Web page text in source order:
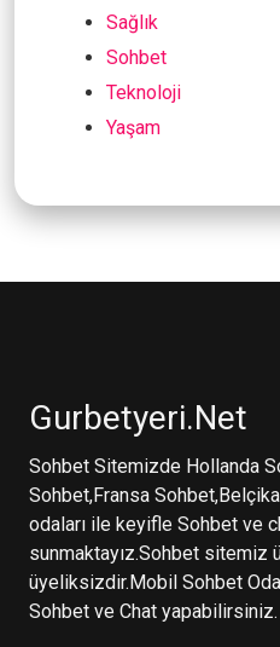
Sağlık
Sohbet
Teknoloji
Yaşam
Gurbetyeri.Net
Sohbet Sitemizde Hollanda
Sohbet,Fransa
odaları ile keyifle Sohbet ve
sunmaktayız.Sohbet sitemiz
üyeliksizdir.Mobil Sohbet
Sohbet ve Chat yapabilirsiniz.